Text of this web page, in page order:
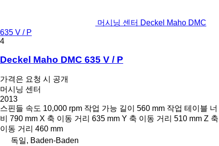
머시닝 센터 Deckel Maho DMC
635 V / P
4
Deckel Maho DMC 635 V / P
가격은 요청 시 공개
머시닝 센터
2013
스핀들 속도 10,000 rpm 작업 가능 길이 560 mm 작업 테이블 너
비
790 mm X 축 이동 거리 635 mm Y 축 이동 거리 510 mm Z 축
이동 거리 460 mm
독일, Baden-Baden